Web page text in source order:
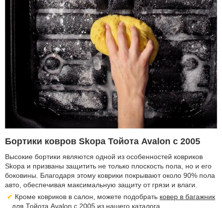
Бортики ковров Skopa Тойота Avalon с 2005
Высокие бортики являются одной из особенностей ковриков
Skopa и призваны защитить не только плоскость пола, но и его
боковины. Благодаря этому коврики покрывают около 90% пола
авто, обеспечивая максимальную защиту от грязи и влаги.
Кроме ковриков в салон, можете подобрать ковер в багажник
для Тойота Avalon с 2005 из нашего каталога